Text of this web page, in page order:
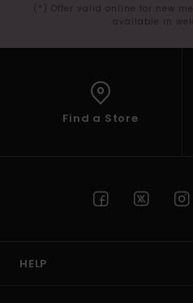
(*) Offer valid online for new
available in
Find a Store
HELP